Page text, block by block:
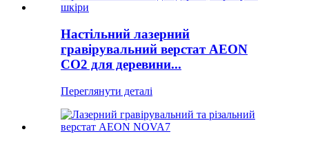
Настільний лазерний
гравірувальний верстат AEON
CO2 для деревини...
Переглянути деталі